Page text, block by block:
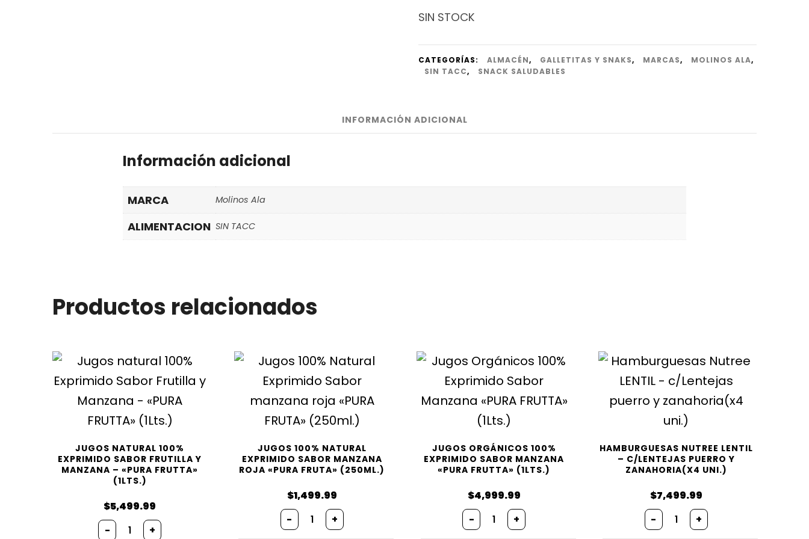
SIN STOCK
CATEGORÍAS: ALMACÉN, GALLETITAS Y SNAKS, MARCAS, MOLINOS ALA,
SIN TACC, SNACK SALUDABLES
INFORMACIÓN ADICIONAL
Información adicional
MARCA Molinos Ala
ALIMENTACION SIN TACC
Productos relacionados
JUGOS NATURAL 100%
EXPRIMIDO SABOR FRUTILLA Y
MANZANA – «PURA FRUTTA»
(1LTS.)
$5,499.99
- Jugos+
JUGOS 100% NATURAL
EXPRIMIDO SABOR MANZANA
ROJA «PURA FRUTA» (250ML.)
$1,499.99
- Jugos
100% +
JUGOS ORGÁNICOS 100%
EXPRIMIDO SABOR MANZANA
«PURA FRUTTA» (1LTS.)
$4,999.99
- Jugos
Orgánicos
+
HAMBURGUESAS NUTREE LENTIL
– C/LENTEJAS PUERRO Y
ZANAHORIA(X4 UNI.)
$7,499.99
- Hamburguesas
Nutree
+